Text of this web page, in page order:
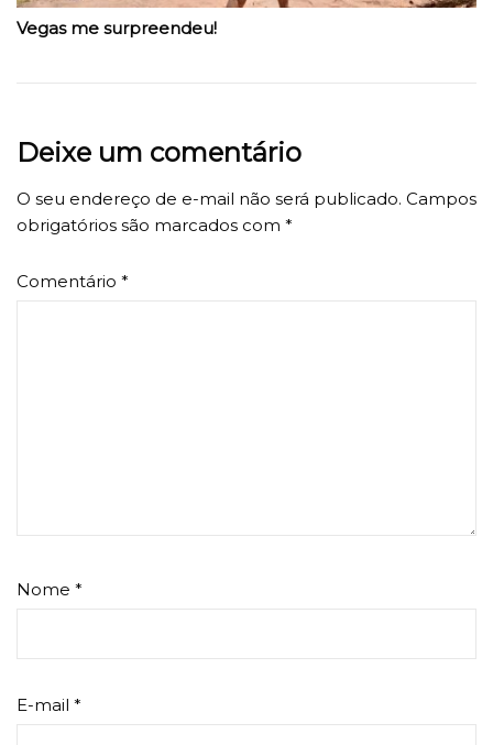
Vegas me surpreendeu!
Deixe um comentário
O seu endereço de e-mail não será publicado. Campos
obrigatórios são marcados com *
Comentário *
Nome *
E-mail *